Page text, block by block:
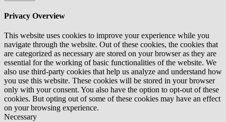
Privacy Overview
This website uses cookies to improve your experience while you
navigate through the website. Out of these cookies, the cookies that
are categorized as necessary are stored on your browser as they are
essential for the working of basic functionalities of the website. We
also use third-party cookies that help us analyze and understand how
you use this website. These cookies will be stored in your browser
only with your consent. You also have the option to opt-out of these
cookies. But opting out of some of these cookies may have an effect
on your browsing experience.
Necessary